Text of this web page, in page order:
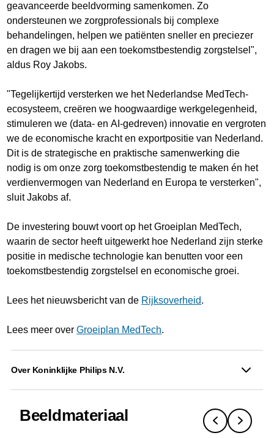
geavanceerde beeldvorming samenkomen. Zo
ondersteunen we zorgprofessionals bij complexe
behandelingen, helpen we patiënten sneller en preciezer
en dragen we bij aan een toekomstbestendig zorgstelsel",
aldus Roy Jakobs.
"Tegelijkertijd versterken we het Nederlandse MedTech-
ecosysteem, creëren we hoogwaardige werkgelegenheid,
stimuleren we (data- en AI-gedreven) innovatie en vergroten
we de economische kracht en exportpositie van Nederland.
Dit is de strategische en praktische samenwerking die
nodig is om onze zorg toekomstbestendig te maken én het
verdienvermogen van Nederland en Europa te versterken",
sluit Jakobs af.
De investering bouwt voort op het Groeiplan MedTech,
waarin de sector heeft uitgewerkt hoe Nederland zijn sterke
positie in medische technologie kan benutten voor een
toekomstbestendig zorgstelsel en economische groei.
Lees het nieuwsbericht van de Rijksoverheid.
Lees meer overGroeiplan MedTech.
Over Koninklijke Philips N.V.
Beeldmateriaal